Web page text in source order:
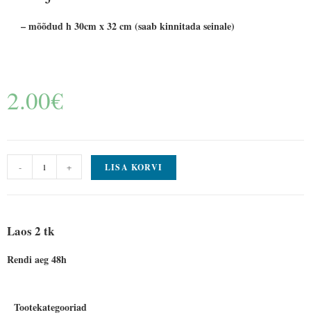
– mõõdud h 30cm x 32 cm (saab kinnitada seinale)
2.00€
- + LISA KORVI
Laos 2 tk
Rendi aeg 48h
Tootekategooriad